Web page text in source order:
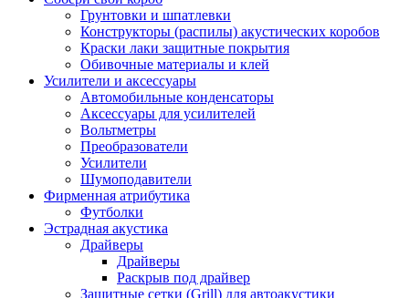
Грунтовки и шпатлевки
Конструкторы (распилы) акустических коробов
Краски лаки защитные покрытия
Обивочные материалы и клей
Усилители и аксессуары
Автомобильные конденсаторы
Аксессуары для усилителей
Вольтметры
Преобразователи
Усилители
Шумоподавители
Фирменная атрибутика
Футболки
Эстрадная акустика
Драйверы
Драйверы
Раскрыв под драйвер
Защитные сетки (Grill) для автоакустики